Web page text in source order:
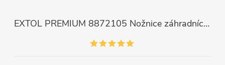
EXTOL PREMIUM 8872105 Nožnice záhradnícke dlhé úzke, 200mm, max. prestrih Ø6mm